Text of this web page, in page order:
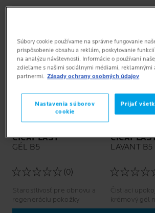
CICAPLAST
GÉL B5
(0)
Starostlivosť pre obnovu a
regeneráciu pokožky
LAVANT B5
Čistiaci
krémový gél
Súbory cookie používame na správne fungovanie
prispôsobenie obsahu a reklám, poskytovanie
na analýzu návštevnosti. Informácie o používaní
zdieľame s našimi sociálnymi médiami, reklamnými
partnermi. Zásady ochrany osobných údajov
Nastavenia súborov
cookie
Prijať